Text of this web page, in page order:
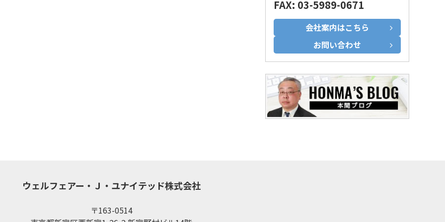
FAX: 03-5989-0671
会社案内はこちら
お問い合わせ
ウェルフェアー・Ｊ・ユナイテッド株式会社
〒163-0514